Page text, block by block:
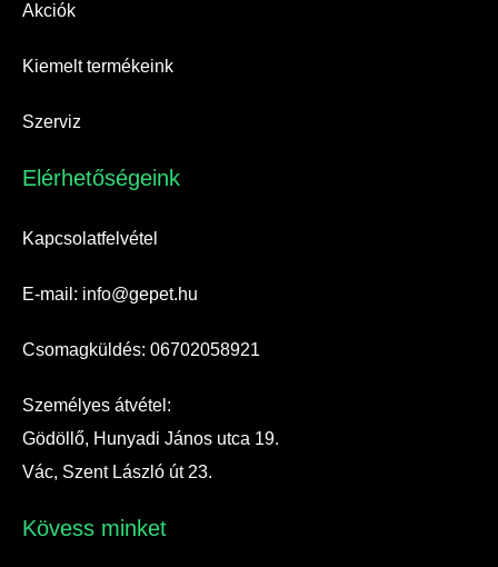
Akciók
Kiemelt termékeink
Szerviz
Elérhetőségeink​
Kapcsolatfelvétel
E-mail: info@gepet.hu
Csomagküldés: 06702058921
Személyes átvétel:
Gödöllő, Hunyadi János utca 19.
Vác, Szent László út 23.
Kövess minket